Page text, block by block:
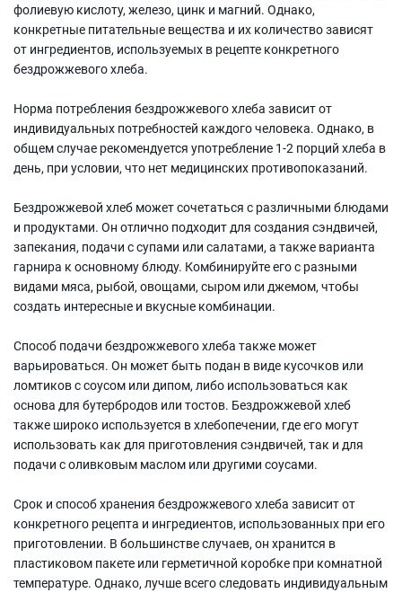
фолиевую кислоту, железо, цинк и магний. Однако,
конкретные питательные вещества и их количество зависят
от ингредиентов, используемых в рецепте конкретного
бездрожжевого хлеба.
Норма потребления бездрожжевого хлеба зависит от
индивидуальных потребностей каждого человека. Однако, в
общем случае рекомендуется употребление 1-2 порций хлеба в
день, при условии, что нет медицинских противопоказаний.
Бездрожжевой хлеб может сочетаться с различными блюдами
и продуктами. Он отлично подходит для создания сэндвичей,
запекания, подачи с супами или салатами, а также варианта
гарнира к основному блюду. Комбинируйте его с разными
видами мяса, рыбой, овощами, сыром или джемом, чтобы
создать интересные и вкусные комбинации.
Способ подачи бездрожжевого хлеба также может
варьироваться. Он может быть подан в виде кусочков или
ломтиков с соусом или дипом, либо использоваться как
основа для бутербродов или тостов. Бездрожжевой хлеб
также широко используется в хлебопечении, где его могут
использовать как для приготовления сэндвичей, так и для
подачи с оливковым маслом или другими соусами.
Срок и способ хранения бездрожжевого хлеба зависит от
конкретного рецепта и ингредиентов, использованных при его
приготовлении. В большинстве случаев, он хранится в
пластиковом пакете или герметичной коробке при комнатной
температуре. Однако, лучше всего следовать индивидуальным